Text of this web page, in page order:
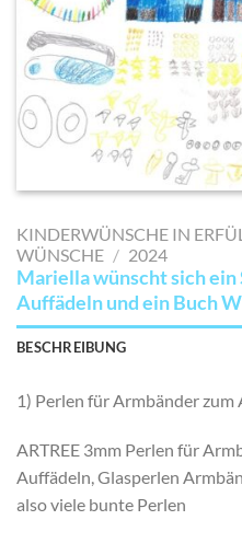
KINDERWÜNSCHE IN
WÜNSCHE / 2024
Mariella wünscht sich ein
Auffädeln und ein Buch
BESCHREIBUNG
1) Perlen für Armbänder zum
ARTREE 3mm Perlen für
Auffädeln, Glasperlen
also viele bunte Perlen